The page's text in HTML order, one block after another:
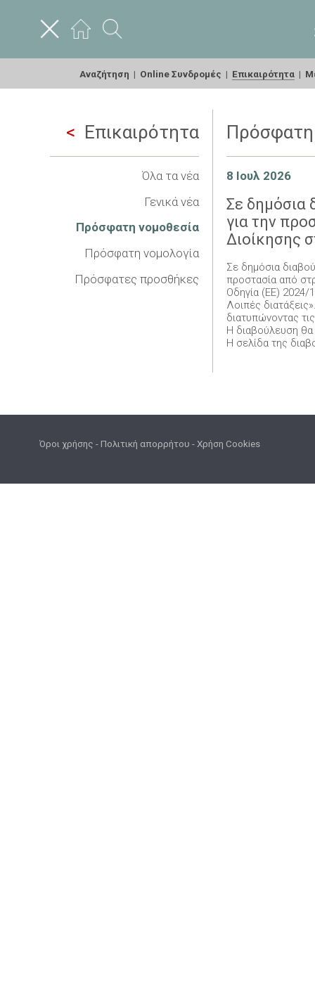
Αναζήτηση | Online Συνδρομές | Επικαιρότητα |
Επικαιρότητα
Όλα τα νέα
Γενικά νέα
Πρόσφατη νομοθεσία
Πρόσφατη νομολογία
Πρόσφατες προσθήκες
Πρόσφατη
8 Ιουλ 2026
Σε δημόσια
για την
Διοίκησης
Σε δημόσια
προστασία από
Οδηγία (ΕΕ) 2024/
Λοιπές
διατυπώνοντας
Η διαβούλευση θα
Η σελίδα της
Όροι χρήσης -Πολιτική απορρήτου -Χρήση Cookies